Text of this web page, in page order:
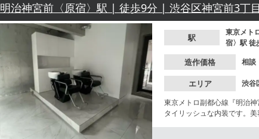
明治神宮前〈原宿〉駅 | 徒歩9分 | 渋谷区神宮前3丁目
駅
東京メト
宿〉駅徒
造作価格 相談
エリア 渋谷
東京メトロ副都心線『明治
タイリッシュな内装です。